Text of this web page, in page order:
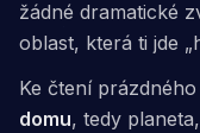
žádné dramatické
oblast, která ti jde
Ke čtení
domu, tedy